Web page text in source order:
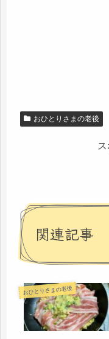
おひとりさまの老後
関連記事
おひとりさまの老後